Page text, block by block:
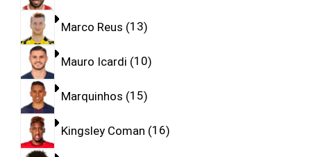
Marco Reus 13
Mauro Icardi 10
Marquinhos 15
Kingsley Coman 16